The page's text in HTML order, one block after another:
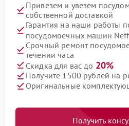
Привезем и увезем
собственной доставкой
Гарантия на наши работы
посудомоечных машин Neff
Срочный ремонт
течении часа
Скидка для вас до 20%
Получите 1500 рублей на
Оригинальные
Получить